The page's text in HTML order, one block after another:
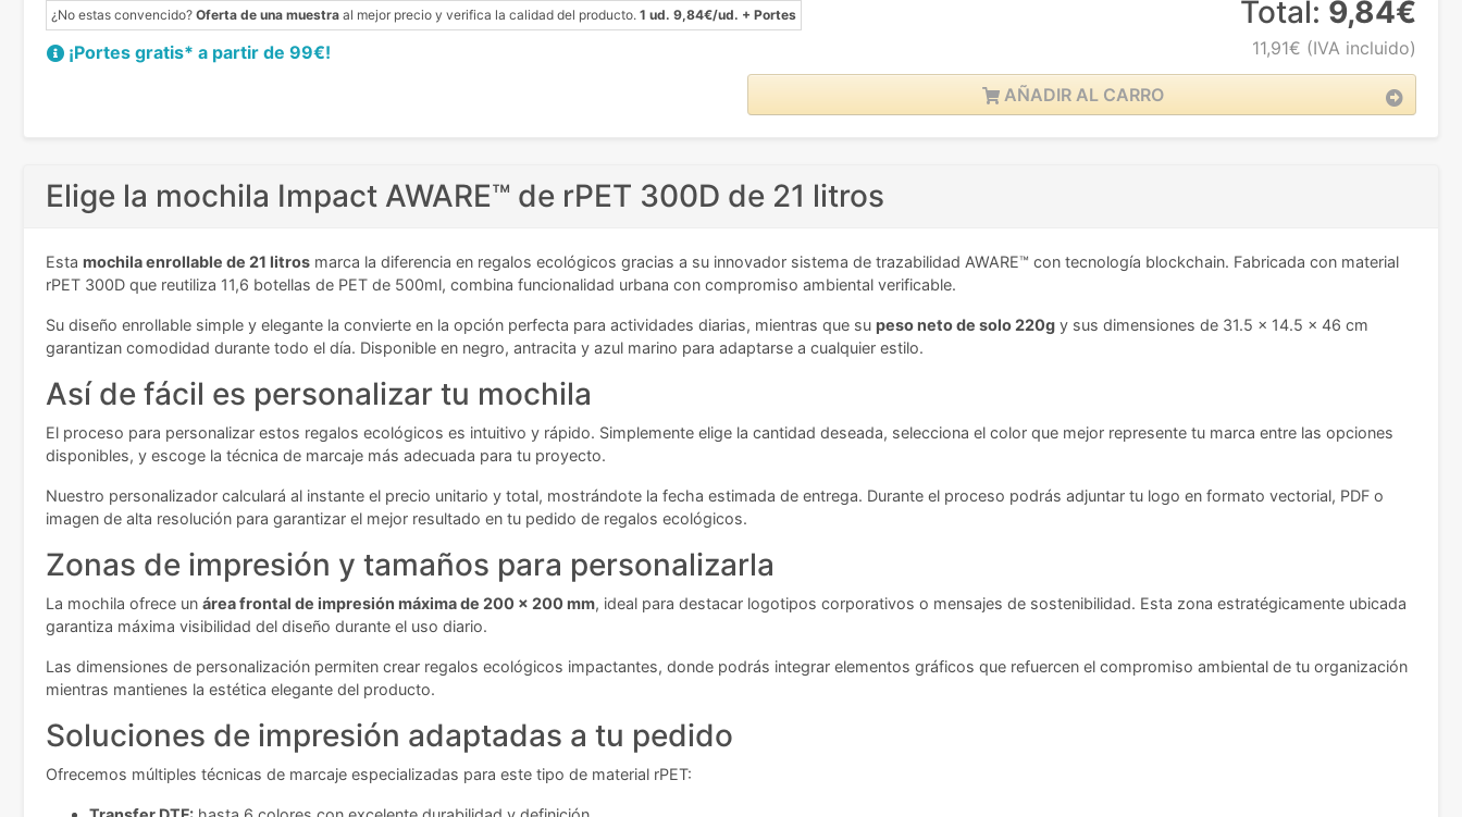
¿No estas convencido? Oferta de una muestra al mejor precio y verifica la calidad del producto. 1 ud. 9,84€/ud. + Portes
¡Portes gratis* a partir de 99€!
Total: 9,84€
11,91€ (IVA incluido)
AÑADIR AL CARRO
Elige la mochila Impact AWARE™ de rPET 300D de 21 litros
Esta mochila enrollable de 21 litros marca la diferencia en regalos ecológicos gracias a su innovador sistema de trazabilidad AWARE™ con tecnología blockchain. Fabricada con material
rPET 300D que reutiliza 11,6 botellas de PET de 500ml, combina funcionalidad urbana con compromiso ambiental verificable.
Su diseño enrollable simple y elegante la convierte en la opción perfecta para actividades diarias, mientras que su peso neto de solo 220g y sus dimensiones de 31.5 x 14.5 x 46 cm
garantizan comodidad durante todo el día. Disponible en negro, antracita y azul marino para adaptarse a cualquier estilo.
Así de fácil es personalizar tu mochila
El proceso para personalizar estos regalos ecológicos es intuitivo y rápido. Simplemente elige la cantidad deseada, selecciona el color que mejor represente tu marca entre las opciones
disponibles, y escoge la técnica de marcaje más adecuada para tu proyecto.
Nuestro personalizador calculará al instante el precio unitario y total, mostrándote la fecha estimada de entrega. Durante el proceso podrás adjuntar tu logo en formato vectorial, PDF o
imagen de alta resolución para garantizar el mejor resultado en tu pedido de regalos ecológicos.
Zonas de impresión y tamaños para personalizarla
La mochila ofrece un área frontal de impresión máxima de 200 x 200 mm, ideal para destacar logotipos corporativos o mensajes de sostenibilidad. Esta zona estratégicamente ubicada
garantiza máxima visibilidad del diseño durante el uso diario.
Las dimensiones de personalización permiten crear regalos ecológicos impactantes, donde podrás integrar elementos gráficos que refuercen el compromiso ambiental de tu organización
mientras mantienes la estética elegante del producto.
Soluciones de impresión adaptadas a tu pedido
Ofrecemos múltiples técnicas de marcaje especializadas para este tipo de material rPET: